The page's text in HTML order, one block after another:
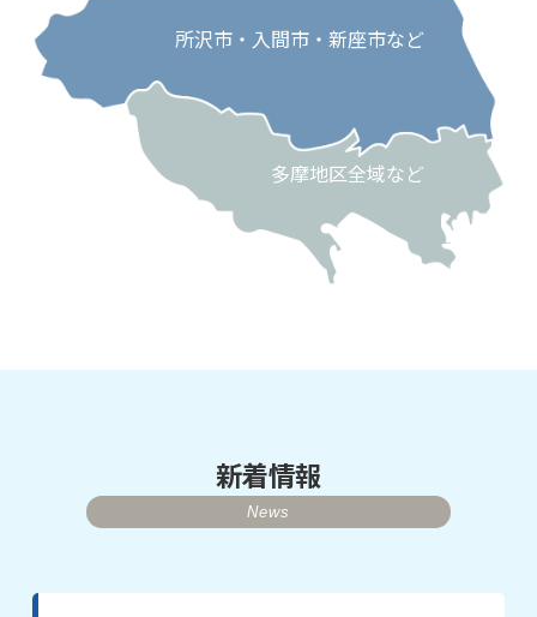
所沢市・入間市・新座市など
多摩地区全域など
新着情報
News